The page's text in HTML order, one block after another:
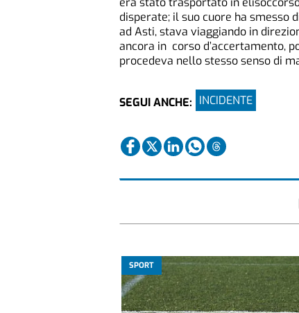
disperate; il suo cuore ha smesso
ad Asti, stava viaggiando in
ancora in corso d’accertamento,
procedeva nello stesso senso di
SEGUI ANCHE: INCIDENTE
SPORT